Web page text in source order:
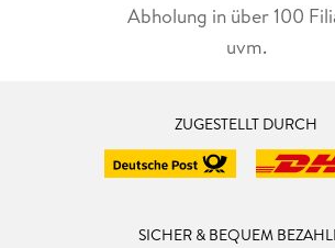
Abholung in über 100
uvm.
ZUGESTELLT DURCH
SICHER & BEQUEM